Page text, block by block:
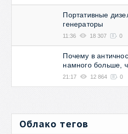
Портативные
генераторы
11:36 18 307 0
Почему в
намного больше,
21:17 12 864 0
Облако тегов